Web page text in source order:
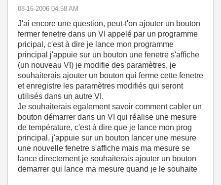
‎08-16-2006 04:58 AM
J'ai encore une question, peut-t'on ajouter un bouton
fermer fenetre dans un VI appelé par un programme
pricipal, c'est à dire je lance mon programme
principal j'appuie sur un bouton une fenetre s'affiche
(un nouveau VI) je modifie des paramètres, je
souhaiterais ajouter un bouton qui ferme cette fenetre
et enregistre les paramètres modifiés qui seront
utilisés dans un autre VI.
Je souhaiterais egalement savoir comment cabler un
bouton démarrer dans un VI qui réalise une mesure
de température, c'est à dire que je lance mon prog
principal, j'appuie sur un bouton lancer une mesure
une nouvelle fenetre s'affiche mais ma mesure se
lance directement je souhaiterais ajouter un bouton
demarrer qui lance ma mesure quand je le souhaite